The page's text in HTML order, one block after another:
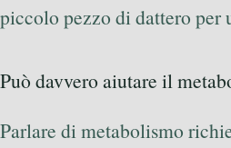
piccolo pezzo di dattero per
Può davvero aiutare il
Parlare di metabolismo